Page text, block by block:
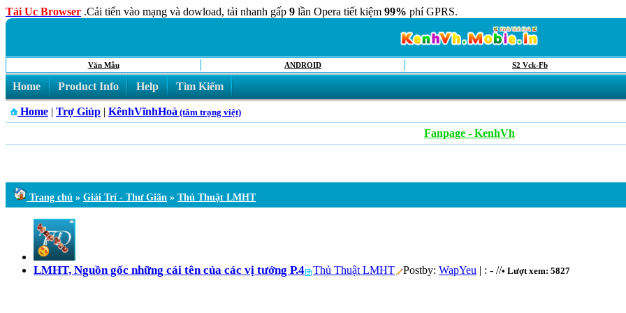
Tải Uc Browser .Cải tiến vào mạng và dowload, tải nhanh gấp 9 lần Opera tiết kiệm 99% phí GPRS.
Văn Mẫu ANDROID S2 Vck-Fb
Home Product Info Help Tìm Kiếm
Home | Trợ Giúp | KênhVĩnhHoà (tâm trạng việt)
Fanpage - KenhVh
Trang chủ » Giải Trí - Thư Giãn » Thủ Thuật LMHT
LMHT, Nguồn gốc những cái tên của các vị tướng P.4 Thủ Thuật LMHT Postby: WapYeu | : - //• Lượt xem: 5827